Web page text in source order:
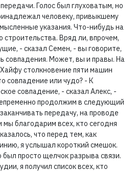
Голос был глуховатым, но
человеку, привыкшему
указания. Что-нибудь на
строительства. Вряд ли, впрочем,
- сказал Семен, - вы говорите,
совпадения. Может, вы и правы. На
столкновение пяти машин
совпадение или чудо? - К
совпадение, - сказал Алекс, -
продолжим в следующий
передачу, на проводе
мы благодарим всех, кто сегодня
что перед тем, как
я услышал короткий смешок.
просто щелчок разрыва связи.
я получил список всех, кто